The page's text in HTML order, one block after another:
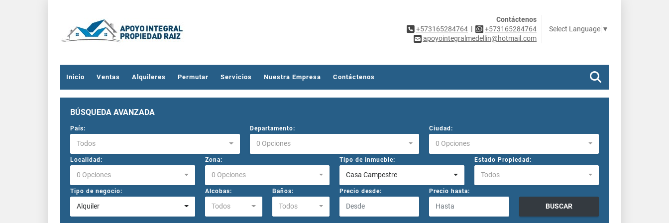
Contáctenos
+573165284764 |
+573165284764
apoyointegralmedellin@hotmail.com
Select Language ▼
Inicio Ventas Alquileres Permutar Servicios Nuestra Empresa Contáctenos
BÚSQUEDA AVANZADA
País:
Todos
Departamento:
0 Opciones
Ciudad:
0 Opciones
Localidad:
0 Opciones
Zona:
0 Opciones
Tipo de inmueble:
Casa Campestre
Estado Propiedad:
Todos
Tipo de negocio:
Alquiler
Alcobas:
Todos
Baños:
Todos
Precio desde: Precio hasta:
BUSCAR